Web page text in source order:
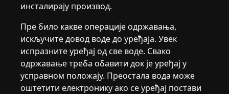
инсталирају производ.
Пре било какве операције одржавања,
искључите довод воде до уређаја. Увек
испразните уређај од све воде. Свако
одржавање треба обавити док је уређај у
усправном положају. Преостала вода може
оштетити електронику ако се уређај постави